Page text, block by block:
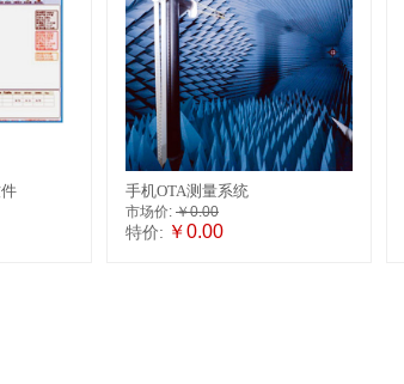
手机OTA测量系统
市场价: ￥0.00
特价: ￥0.00